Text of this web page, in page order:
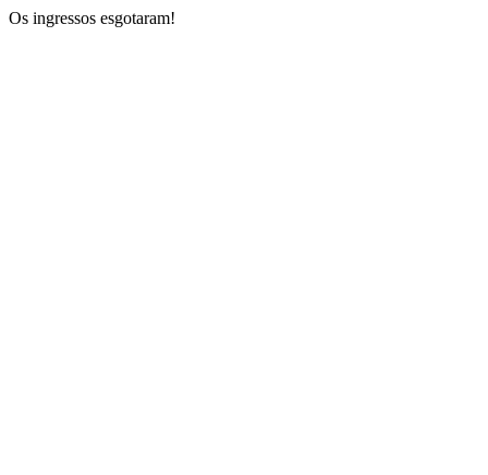
Os ingressos esgotaram!